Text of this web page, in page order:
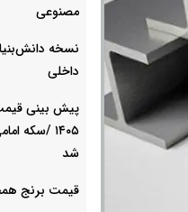
مصنوعی
نسخه
داخلی
شد
قیمت برنج همچنان در